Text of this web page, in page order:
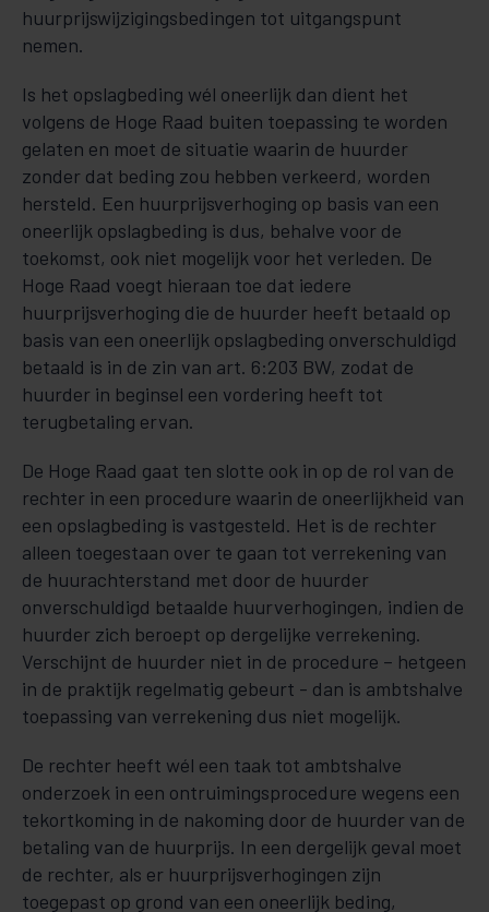
huurprijswijzigingsbedingen tot uitgangspunt
nemen.
Is het opslagbeding wél oneerlijk dan dient het
volgens de Hoge Raad buiten toepassing te worden
gelaten en moet de situatie waarin de huurder
zonder dat beding zou hebben verkeerd, worden
hersteld. Een huurprijsverhoging op basis van een
oneerlijk opslagbeding is dus, behalve voor de
toekomst, ook niet mogelijk voor het verleden. De
Hoge Raad voegt hieraan toe dat iedere
huurprijsverhoging die de huurder heeft betaald op
basis van een oneerlijk opslagbeding onverschuldigd
betaald is in de zin van art. 6:203 BW, zodat de
huurder in beginsel een vordering heeft tot
terugbetaling ervan.
De Hoge Raad gaat ten slotte ook in op de rol van de
rechter in een procedure waarin de oneerlijkheid van
een opslagbeding is vastgesteld. Het is de rechter
alleen toegestaan over te gaan tot verrekening van
de huurachterstand met door de huurder
onverschuldigd betaalde huurverhogingen, indien de
huurder zich beroept op dergelijke verrekening.
Verschijnt de huurder niet in de procedure – hetgeen
in de praktijk regelmatig gebeurt - dan is ambtshalve
toepassing van verrekening dus niet mogelijk.
De rechter heeft wél een taak tot ambtshalve
onderzoek in een ontruimingsprocedure wegens een
tekortkoming in de nakoming door de huurder van de
betaling van de huurprijs. In een dergelijk geval moet
de rechter, als er huurprijsverhogingen zijn
toegepast op grond van een oneerlijk beding,